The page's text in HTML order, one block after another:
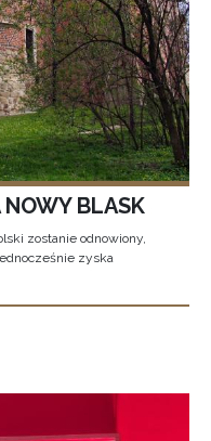
NOWY BLASK
zostanie odnowiony,
zyska